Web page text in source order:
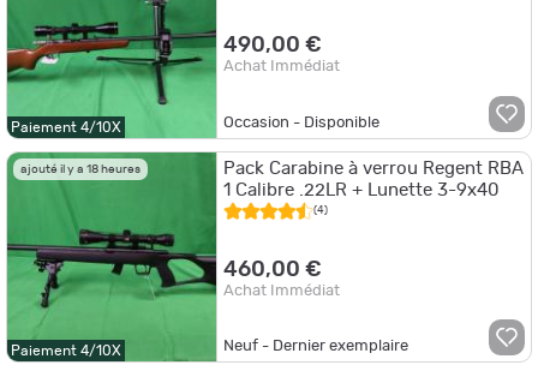
Paiement 4/10X
490,00 €
Achat Immédiat
Occasion - Disponible
ajouté il y a 18 heures
Paiement 4/10X
Pack Carabine à verrou Regent RBA
1 Calibre .22LR + Lunette 3-9x40
(4)
460,00 €
Achat Immédiat
Neuf - Dernier exemplaire